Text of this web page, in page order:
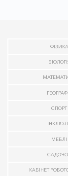
ФІЗИКА
СПОРТ
МЕБЛІ
КАБІНЕТ